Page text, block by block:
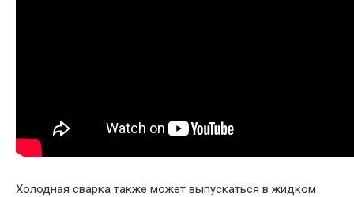
Холодная сварка также может выпускаться в жидком